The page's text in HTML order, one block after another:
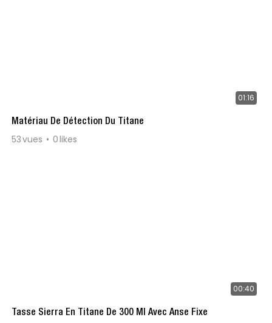
01:16
Matériau De Détection Du Titane
53vues 0likes
00:40
Tasse Sierra En Titane De 300 Ml Avec Anse Fixe